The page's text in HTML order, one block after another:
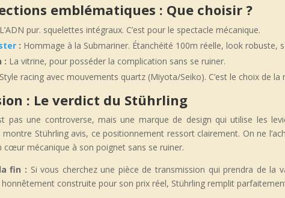
emblématiques : Que choisir ?
L’ADN pur. squelettes intégraux. C’est pour le spectacle mécanique.
: Hommage à la Submariner. Étanchéité 100m réelle, look
: La vitrine, pour posséder la complication sans se ruiner.
Style racing avec mouvements quartz (Miyota/Seiko). C’est le choix de la
: Le verdict du Stührling
pas une controverse, mais une marque de design qui utilise les
Stührling avis, ce positionnement ressort clairement. On ne
cœur mécanique à son poignet sans se ruiner.
fin : Si vous cherchez une pièce de transmission qui prendra de la
construite pour son prix réel, Stührling remplit